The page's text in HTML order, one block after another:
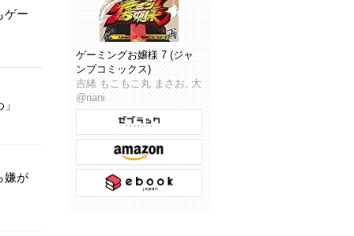
ゲー
嫌が
ゲーミングお嬢様 7 (ジャ
ンプコミックス)
吉緒 もこもこ丸 まさお, 大
@nani